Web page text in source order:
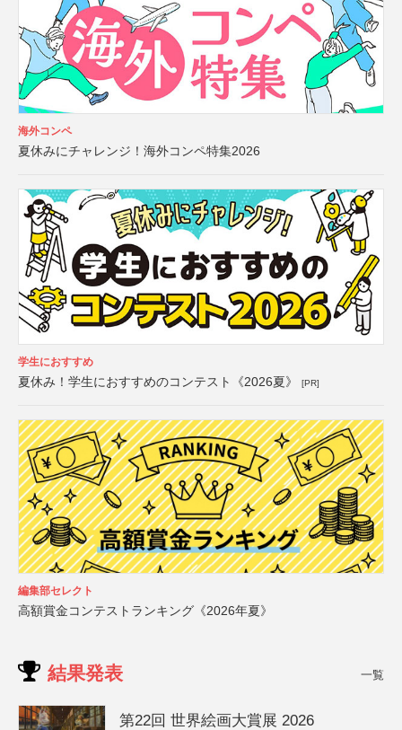
海外コンペ
夏休みにチャレンジ！海外コンペ特集2026
学生におすすめ
夏休み！学生におすすめのコンテスト《2026夏》 [PR]
編集部セレクト
高額賞金コンテストランキング《2026年夏》
結果発表 一覧
第22回 世界絵画大賞展 2026